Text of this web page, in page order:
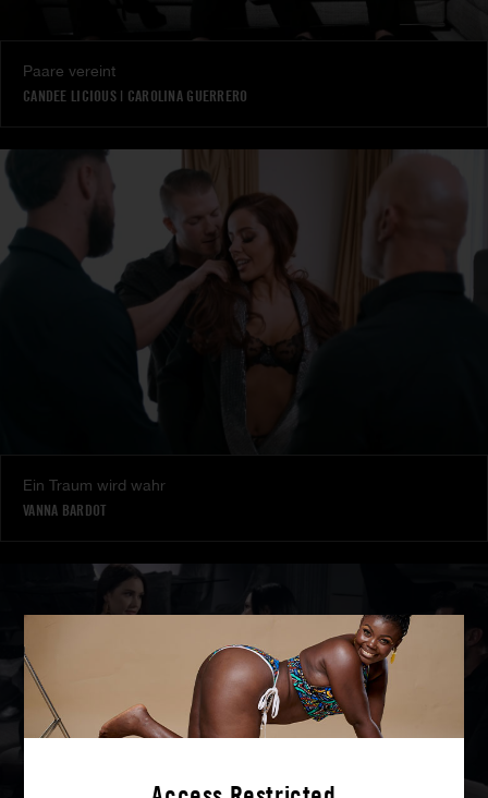
Paare vereint
CANDEE LICIOUS| CAROLINA GUERRERO
Ein Traum wird wahr
VANNA BARDOT